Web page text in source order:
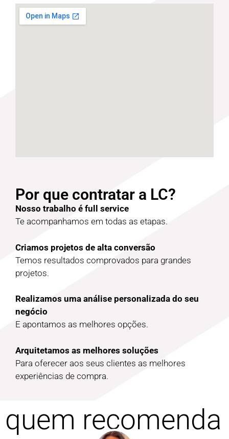
Por que contratar a LC?
Nosso trabalho é full service
Te acompanhamos em todas as etapas.
Criamos projetos de alta conversão
Temos resultados comprovados para grandes
projetos.
Realizamos uma análise personalizada do seu
negócio
E apontamos as melhores opções.
Arquitetamos as melhores soluções
Para oferecer aos seus clientes as melhores
experiências de compra.
quem recomenda